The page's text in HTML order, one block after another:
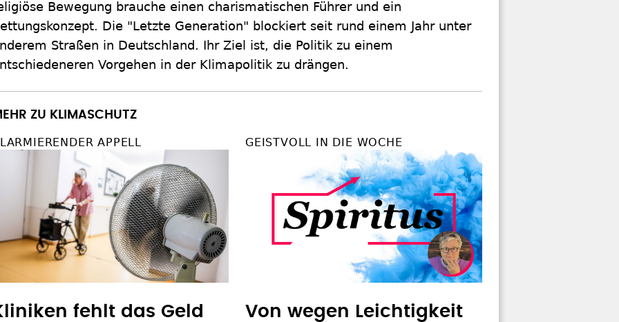
Bewegung brauche einen charismatischen Führer und ein
Die "Letzte Generation" blockiert seit rund einem Jahr unter
Straßen in Deutschland. Ihr Ziel ist, die Politik zu einem
Vorgehen in der Klimapolitik zu drängen.
ZU KLIMASCHUTZ
APPELL
fehlt das Geld
GEISTVOLL IN DIE WOCHE
Von wegen Leichtigkeit